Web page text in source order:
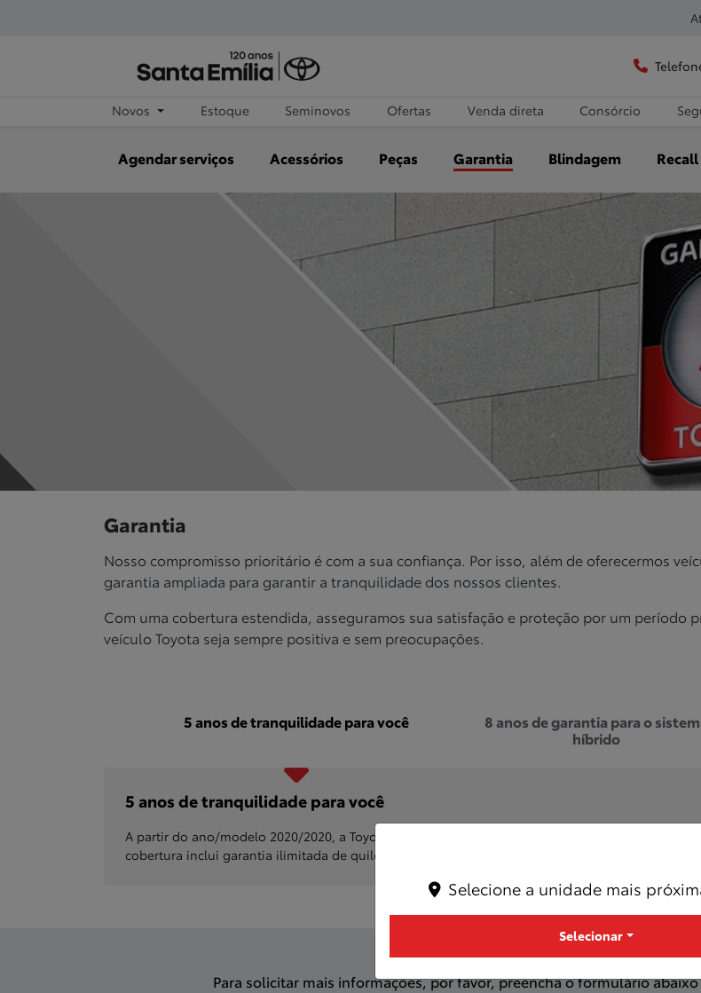
Novos Estoque Seminovos Ofertas Venda direta Consórcio
Agendar serviços Acessórios Peças Garantia Blindagem Recall
Garantia
Nosso compromisso prioritário é com a sua confiança. Por isso, além de oferecermos
garantia ampliada para garantir a tranquilidade dos nossos clientes.
Com uma cobertura estendida, asseguramos sua satisfação e proteção por um período
veículo Toyota seja sempre positiva e sem preocupações.
5 anos de tranquilidade para você
8 anos de garantia para o
híbrido
5 anos de tranquilidade para você
A partir do ano/modelo 2020/2020, a Toyota oferece aos seus clientes cinco anos de garantia
cobertura inclui garantia ilimitada de quilometragem para uso particular e até cinco anos ou
Entre em contato com a nossa
Para solicitar mais informações, por favor, preencha o formulário
Selecione a unidade mais
Selecionar